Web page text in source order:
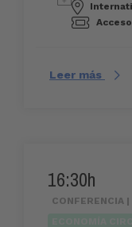
Leer más
16:30h
CONFERENCIA |